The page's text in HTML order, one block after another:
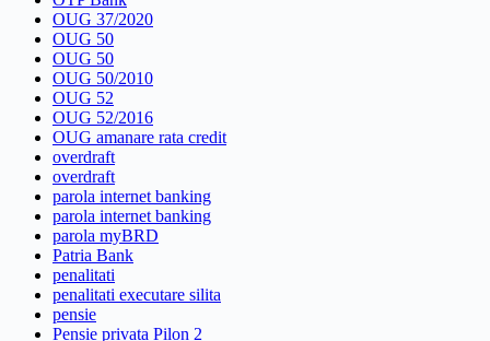
OUG 37/2020
OUG 50
OUG 50
OUG 50/2010
OUG 52
OUG 52/2016
OUG amanare rata credit
overdraft
overdraft
parola internet banking
parola internet banking
parola myBRD
Patria Bank
penalitati
penalitati executare silita
pensie
Pensie privata Pilon 2